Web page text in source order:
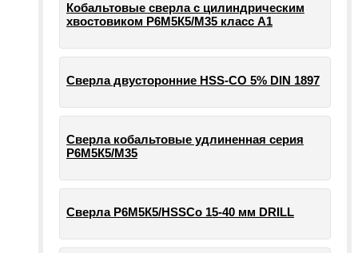
Кобальтовые сверла с цилиндрическим
хвостовиком Р6М5К5/М35 класс А1
Сверла двусторонние HSS-CO 5% DIN 1897
Сверла кобальтовые удлиненная серия
Р6М5К5/М35
Сверла Р6М5К5/HSSCo 15-40 мм DRILL